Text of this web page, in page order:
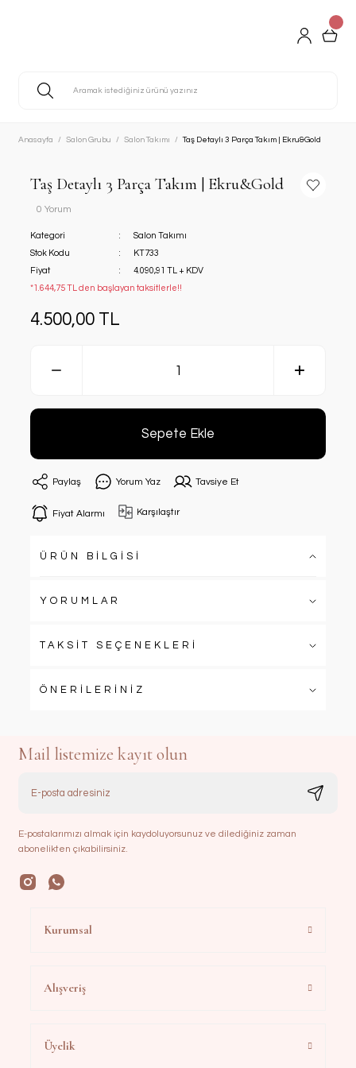
Anasayfa Salon Grubu Salon Takımı Taş Detaylı 3 Parça Takım | Ekru&Gold
Taş Detaylı 3 Parça Takım | Ekru&Gold
0 Yorum
Kategori
Salon Takımı
Stok Kodu
KT733
Fiyat
4.090,91 TL + KDV
*1.644,75 TL den başlayan taksitlerle!!
4.500,00 TL
Sepete Ekle
Paylaş Yorum Yaz Tavsiye Et
Fiyat Alarmı Karşılaştır
ÜRÜN BİLGİSİ
YORUMLAR
TAKSİT SEÇENEKLERİ
ÖNERİLERİNİZ
Mail listemize kayıt olun
E-postalarımızı almak için kaydoluyorsunuz ve dilediğiniz zaman
abonelikten çıkabilirsiniz.
Kurumsal
Alışveriş
Üyelik